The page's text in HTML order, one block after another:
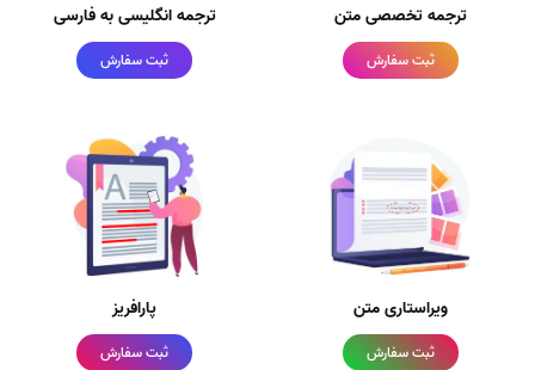
ترجمه تخصصی متن
ثبت سفارش
ترجمه انگلیسی به فارسی
ثبت سفارش
ویراستاری متن
ثبت سفارش
پارافریز
ثبت سفارش